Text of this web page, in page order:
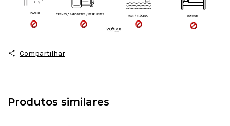
Compartilhar
Produtos similares